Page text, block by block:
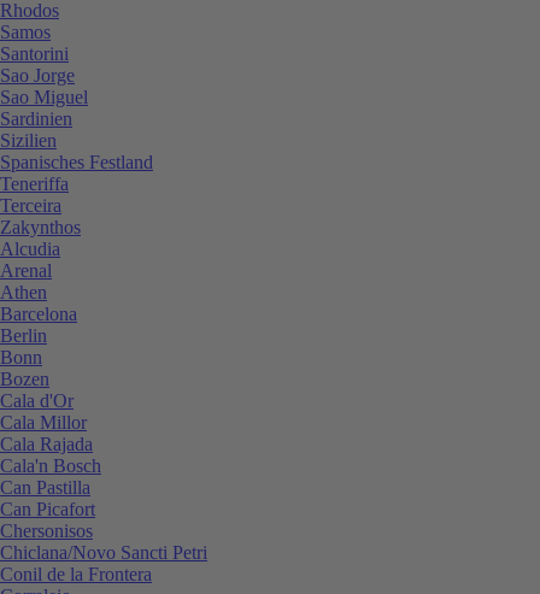
Rhodos
Samos
Santorini
Sao Jorge
Sao Miguel
Sardinien
Sizilien
Spanisches Festland
Teneriffa
Terceira
Zakynthos
Alcudia
Arenal
Athen
Barcelona
Berlin
Bonn
Bozen
Cala d'Or
Cala Millor
Cala Rajada
Cala'n Bosch
Can Pastilla
Can Picafort
Chersonisos
Chiclana/Novo Sancti Petri
Conil de la Frontera